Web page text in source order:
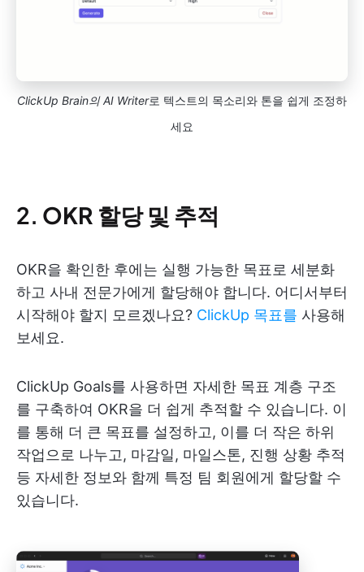
ClickUp Brain의 AI Writer로 텍스트의 목소리와 톤을 쉽게 조정하
세요
2. OKR 할당 및 추적
OKR을 확인한 후에는 실행 가능한 목표로 세분화
하고 사내 전문가에게 할당해야 합니다. 어디서부터
시작해야 할지 모르겠나요? ClickUp 목표를 사용해
보세요.
ClickUp Goals를 사용하면 자세한 목표 계층 구조
를 구축하여 OKR을 더 쉽게 추적할 수 있습니다. 이
를 통해 더 큰 목표를 설정하고, 이를 더 작은 하위
작업으로 나누고, 마감일, 마일스톤, 진행 상황 추적
등 자세한 정보와 함께 특정 팀 회원에게 할당할 수
있습니다.